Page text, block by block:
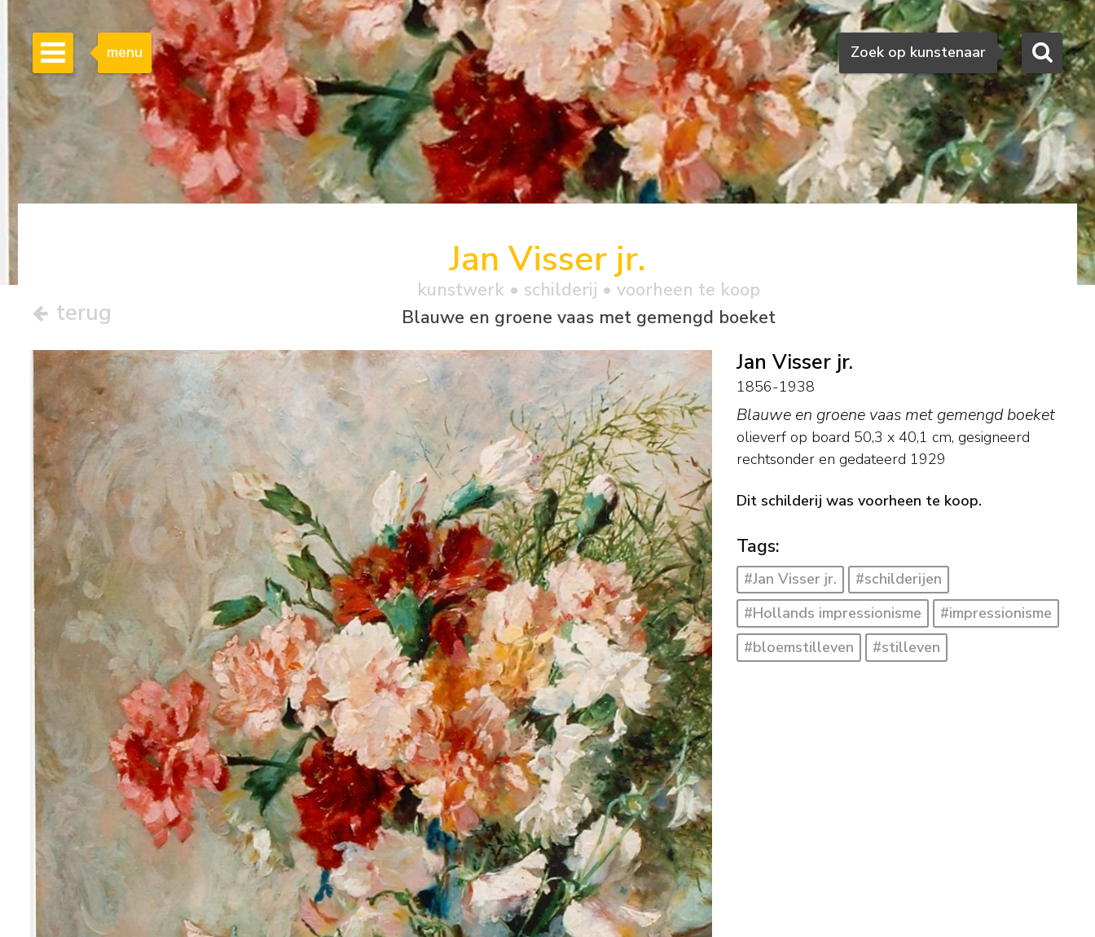
Zoeken
Zoek op kunstenaar
menu
terug
Jan Visser jr.
kunstwerk • schilderij • voorheen te koop
Blauwe en groene vaas met gemengd boeket
Jan Visser jr.
1856-1938
Blauwe en groene vaas met gemengd boeket
olieverf op board 50,3 x 40,1 cm, gesigneerd
rechtsonder en gedateerd 1929
Dit schilderij was voorheen te koop.
Tags:
#Jan Visser jr.
#schilderijen
#Hollands impressionisme
#impressionisme
#bloemstilleven
#stilleven